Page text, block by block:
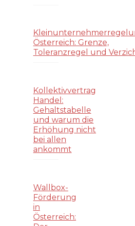
Österreich: Grenze,
Toleranzregel und
Kollektivvertrag
Handel:
Gehaltstabelle
und warum die
Erhöhung nicht
bei allen
ankommt
Wallbox-
Förderung
in
Österreich: